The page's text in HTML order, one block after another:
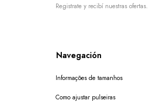
Registrate y recibí nuestras ofertas.
Navegación
Informações de tamanhos
Como ajustar pulseiras